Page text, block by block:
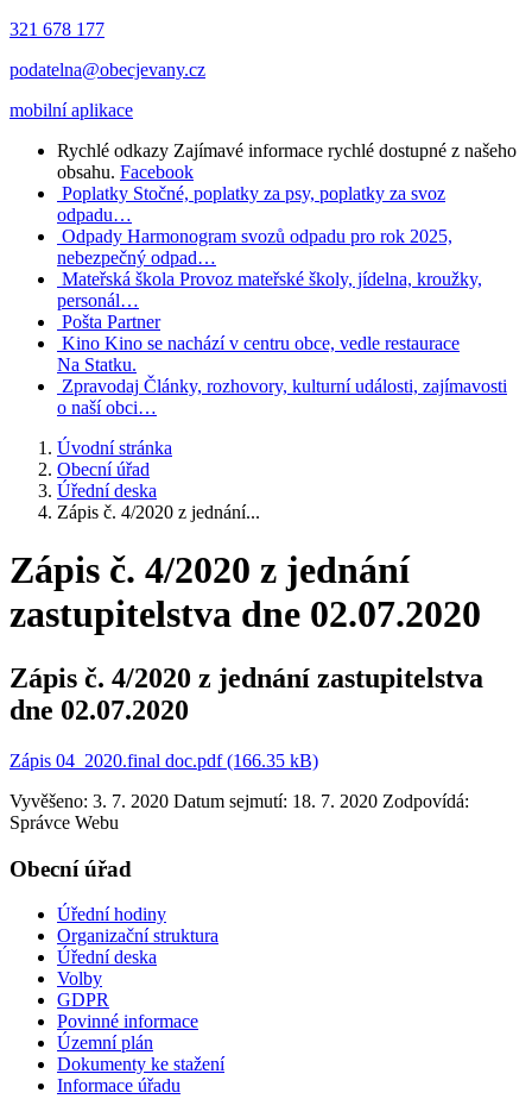
321 678 177
podatelna@obecjevany.cz
mobilní aplikace
Rychlé odkazy Zajímavé informace rychlé dostupné z našeho
obsahu. Facebook
Poplatky Stočné, poplatky za psy, poplatky za svoz
odpadu…
Odpady Harmonogram svozů odpadu pro rok 2025,
nebezpečný odpad…
Mateřská škola Provoz mateřské školy, jídelna, kroužky,
personál…
Pošta Partner
Kino Kino se nachází v centru obce, vedle restaurace
Na Statku.
Zpravodaj Články, rozhovory, kulturní události, zajímavosti
o naší obci…
Úvodní stránka
Obecní úřad
Úřední deska
Zápis č. 4/2020 z jednání...
Zápis č. 4/2020 z jednání
zastupitelstva dne 02.07.2020
Zápis č. 4/2020 z jednání zastupitelstva
dne 02.07.2020
Zápis 04_2020.final doc.pdf (166.35 kB)
Vyvěšeno: 3. 7. 2020 Datum sejmutí: 18. 7. 2020 Zodpovídá:
Správce Webu
Obecní úřad
Úřední hodiny
Organizační struktura
Úřední deska
Volby
GDPR
Povinné informace
Územní plán
Dokumenty ke stažení
Informace úřadu